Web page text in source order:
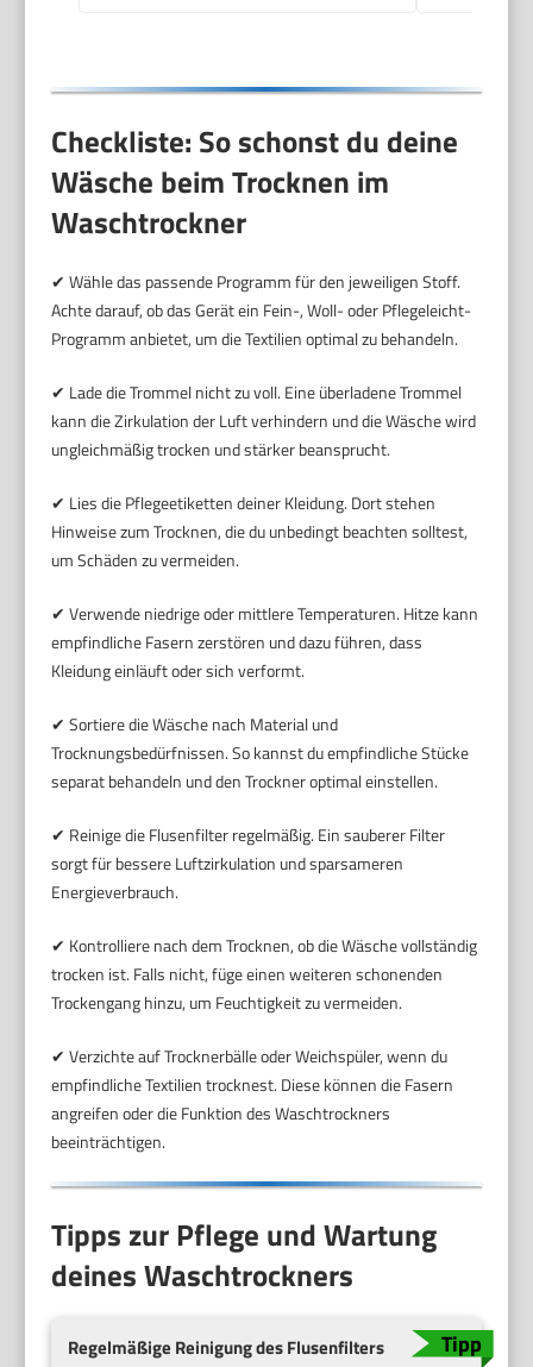
Checkliste: So schonst du deine
Wäsche beim Trocknen im
Waschtrockner
✔ Wähle das passende Programm für den jeweiligen Stoff.
Achte darauf, ob das Gerät ein Fein-, Woll- oder Pflegeleicht-
Programm anbietet, um die Textilien optimal zu behandeln.
✔ Lade die Trommel nicht zu voll. Eine überladene Trommel
kann die Zirkulation der Luft verhindern und die Wäsche wird
ungleichmäßig trocken und stärker beansprucht.
✔ Lies die Pflegeetiketten deiner Kleidung. Dort stehen
Hinweise zum Trocknen, die du unbedingt beachten solltest,
um Schäden zu vermeiden.
✔ Verwende niedrige oder mittlere Temperaturen. Hitze kann
empfindliche Fasern zerstören und dazu führen, dass
Kleidung einläuft oder sich verformt.
✔ Sortiere die Wäsche nach Material und
Trocknungsbedürfnissen. So kannst du empfindliche Stücke
separat behandeln und den Trockner optimal einstellen.
✔ Reinige die Flusenfilter regelmäßig. Ein sauberer Filter
sorgt für bessere Luftzirkulation und sparsameren
Energieverbrauch.
✔ Kontrolliere nach dem Trocknen, ob die Wäsche vollständig
trocken ist. Falls nicht, füge einen weiteren schonenden
Trockengang hinzu, um Feuchtigkeit zu vermeiden.
✔ Verzichte auf Trocknerbälle oder Weichspüler, wenn du
empfindliche Textilien trocknest. Diese können die Fasern
angreifen oder die Funktion des Waschtrockners
beeinträchtigen.
Tipps zur Pflege und Wartung
deines Waschtrockners
Regelmäßige Reinigung des Flusenfilters